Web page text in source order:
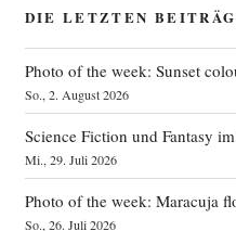
DIE LETZTEN
Photo of the week: Sunset
So., 2. August 2026
Science Fiction und Fantasy
Mi., 29. Juli 2026
Photo of the week: Maracuja
So., 26. Juli 2026